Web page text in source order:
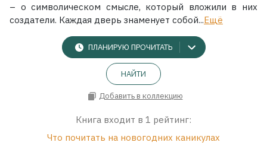
– о символическом смысле, который вложили в них
создатели. Каждая дверь знаменует собой...Ещё
ПЛАНИРУЮ ПРОЧИТАТЬ
НАЙТИ
Добавить в коллекцию
Книга входит в 1 рейтинг:
Что почитать на новогодних каникулах